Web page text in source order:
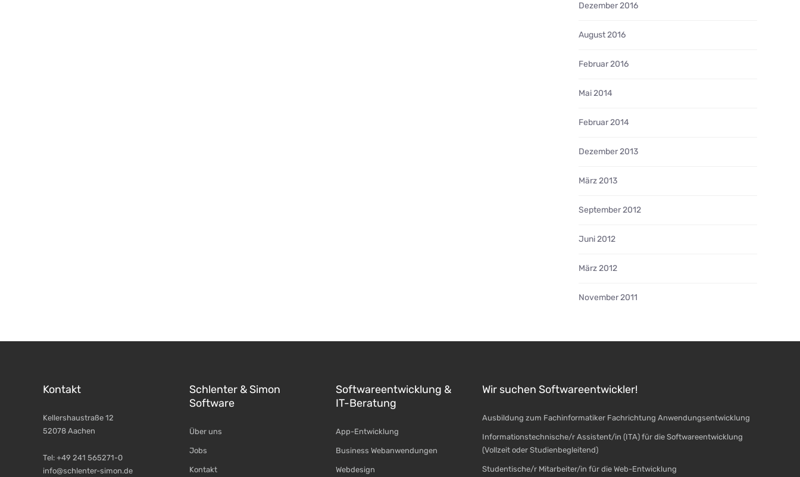
Dezember 2016
August 2016
Februar 2016
Mai 2014
Februar 2014
Dezember 2013
März 2013
September 2012
Juni 2012
März 2012
November 2011
Kontakt
Kellershaustraße 12
52078 Aachen
Tel: +49 241 565271-0
info@schlenter-simon.de
Schlenter & Simon
Software
Über uns
Jobs
Kontakt
Softwareentwicklung &
IT-Beratung
App-Entwicklung
Business Webanwendungen
Webdesign
Wir suchen Softwareentwickler!
Ausbildung zum Fachinformatiker Fachrichtung Anwendungsentwicklung
Informationstechnische/r Assistent/in (ITA) für die Softwareentwicklung
(Vollzeit oder Studienbegleitend)
Studentische/r Mitarbeiter/in für die Web-Entwicklung